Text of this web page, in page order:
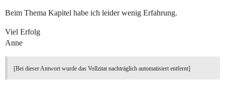
Beim Thema Kapitel habe ich leider wenig Erfahrung.
Viel Erfolg
Anne
[Bei dieser Antwort wurde das Vollzitat nachträglich automatisiert entfernt]